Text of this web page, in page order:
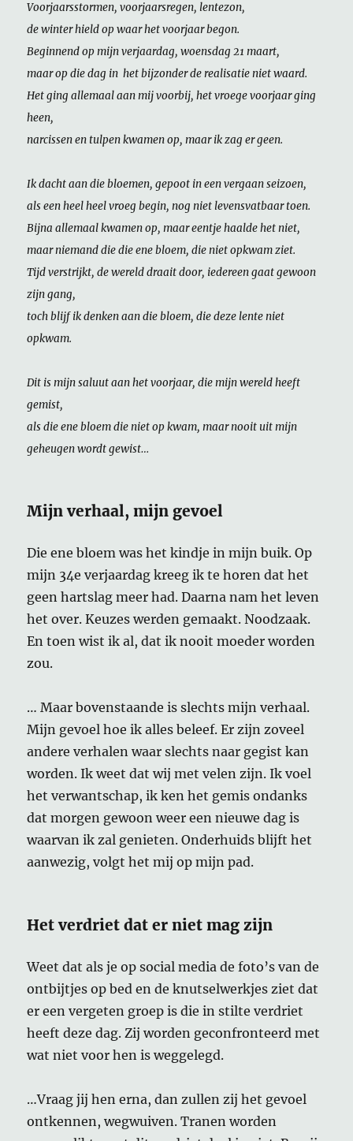
Voorjaarsstormen, voorjaarsregen, lentezon,
de winter hield op waar het voorjaar begon.
Beginnend op mijn verjaardag, woensdag 21 maart,
maar op die dag in het bijzonder de realisatie niet waard.
Het ging allemaal aan mij voorbij, het vroege voorjaar ging
heen,
narcissen en tulpen kwamen op, maar ik zag er geen.
Ik dacht aan die bloemen, gepoot in een vergaan seizoen,
als een heel heel vroeg begin, nog niet levensvatbaar toen.
Bijna allemaal kwamen op, maar eentje haalde het niet,
maar niemand die die ene bloem, die niet opkwam ziet.
Tijd verstrijkt, de wereld draait door, iedereen gaat gewoon
zijn gang,
toch blijf ik denken aan die bloem, die deze lente niet
opkwam.
Dit is mijn saluut aan het voorjaar, die mijn wereld heeft
gemist,
als die ene bloem die niet op kwam, maar nooit uit mijn
geheugen wordt gewist…
Mijn verhaal, mijn gevoel
Die ene bloem was het kindje in mijn buik. Op
mijn 34e verjaardag kreeg ik te horen dat het
geen hartslag meer had. Daarna nam het leven
het over. Keuzes werden gemaakt. Noodzaak.
En toen wist ik al, dat ik nooit moeder worden
zou.
… Maar bovenstaande is slechts mijn verhaal.
Mijn gevoel hoe ik alles beleef. Er zijn zoveel
andere verhalen waar slechts naar gegist kan
worden. Ik weet dat wij met velen zijn. Ik voel
het verwantschap, ik ken het gemis ondanks
dat morgen gewoon weer een nieuwe dag is
waarvan ik zal genieten. Onderhuids blijft het
aanwezig, volgt het mij op mijn pad.
Het verdriet dat er niet mag zijn
Weet dat als je op social media de foto’s van de
ontbijtjes op bed en de knutselwerkjes ziet dat
er een vergeten groep is die in stilte verdriet
heeft deze dag. Zij worden geconfronteerd met
wat niet voor hen is weggelegd.
…Vraag jij hen erna, dan zullen zij het gevoel
ontkennen, wegwuiven. Tranen worden